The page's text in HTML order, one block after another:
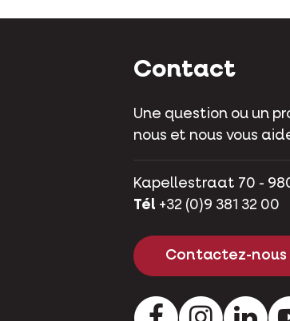
Contact
Une question ou un
nous et nous vous
Kapellestraat 70 -
Tél +32 (0)9 381 32 00
Contactez-nous
FacebookInstagram